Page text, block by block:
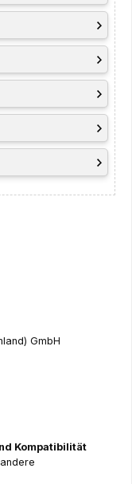
GmbH
Kompatibilität